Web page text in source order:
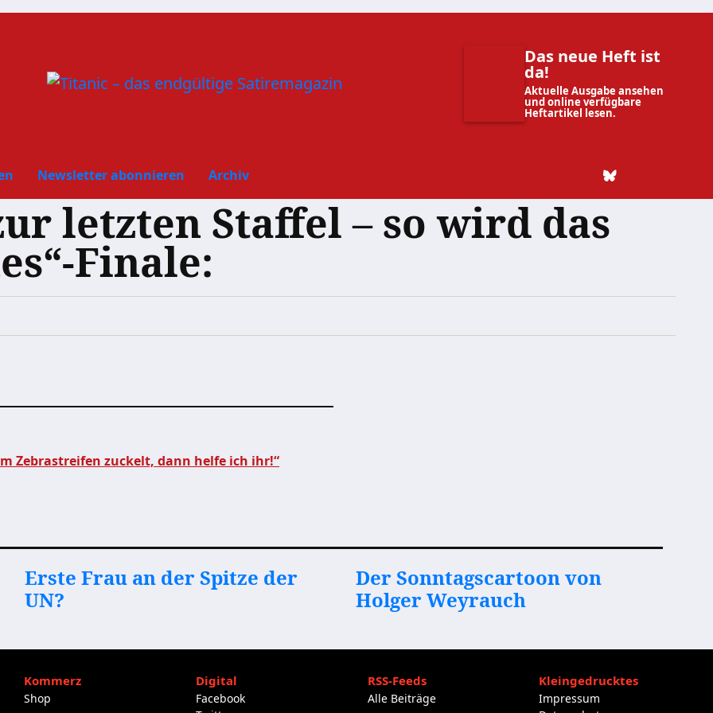
Das neue Heft ist
da!
Aktuelle Ausgabe ansehen
und online verfügbare
Heftartikel lesen.
Newsletter abonnieren Archiv
letzten Staffel – so wird das
Finale:
Zebrastreifen zuckelt, dann helfe ich ihr!“
Erste Frau an der Spitze der
UN?
Der Sonntagscartoon von
Holger Weyrauch
Kommerz
Shop
Digital
Facebook
RSS-Feeds
Alle Beiträge
Kleingedrucktes
Impressum